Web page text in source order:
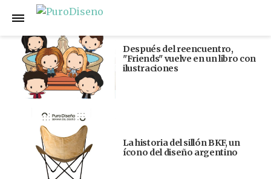
Anterior
Después del reencuentro,
"Friends" vuelve en un libro con
ilustraciones
La historia del sillón BKF, un
ícono del diseño argentino
Siguiente